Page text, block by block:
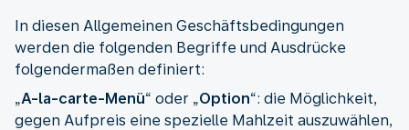
In diesen Allgemeinen Geschäftsbedingungen
werden die folgenden Begriffe und Ausdrücke
folgendermaßen definiert:
„A-la-carte-Menü“ oder „Option“: die Möglichkeit,
gegen Aufpreis eine spezielle Mahlzeit auszuwählen,